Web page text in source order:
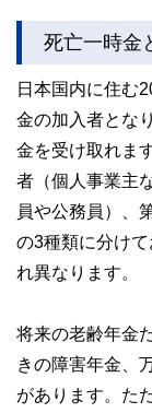
死亡一時金
日本国内に住む
金の加入者とな
金を受け取れま
者（個人事業主
員や公務員）、
の3種類に分け
れ異なります。
将来の老齢年金
きの障害年金、
があります。た